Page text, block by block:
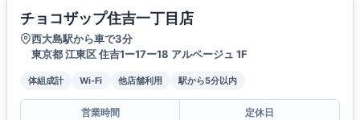
チョコザップ住吉一丁目店
西大島駅から車で3分
東京都 江東区 住吉1ー17ー18 アルページュ 1F
体組成計 Wi-Fi 他店舗利用 駅から5分以内
営業時間
定休日